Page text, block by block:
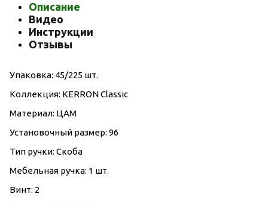
Описание
Видео
Инструкции
Отзывы
Упаковка: 45/225 шт.
Коллекция: KERRON Classic
Материал: ЦАМ
Установочный размер: 96
Тип ручки: Скоба
Мебельная ручка: 1 шт.
Винт: 2